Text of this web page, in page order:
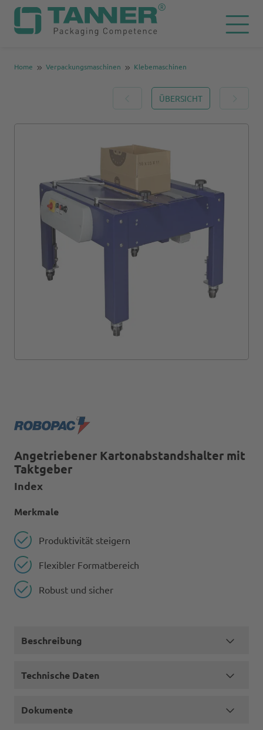
Home Verpackungsmaschinen Klebemaschinen
ÜBERSICHT
Angetriebener Kartonabstandshalter mit
Taktgeber
Index
Merkmale
Produktivität steigern
Flexibler Formatbereich
Robust und sicher
Beschreibung
Technische Daten
Dokumente